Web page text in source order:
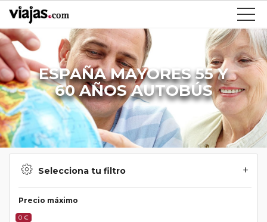
ESPAÑA MAYORES 55 Y
60 AÑOS AUTOBÚS
Selecciona tu filtro
Precio máximo
0 €